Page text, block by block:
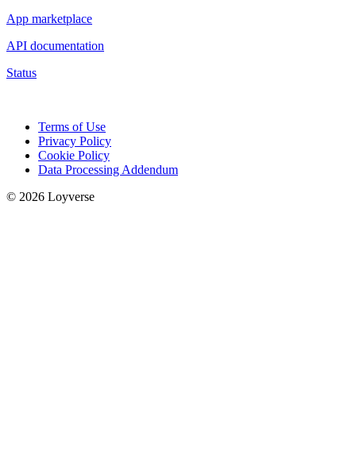
App marketplace
API documentation
Status
Terms of Use
Privacy Policy
Cookie Policy
Data Processing Addendum
© 2026 Loyverse